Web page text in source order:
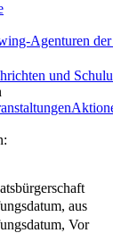
Agenturen
und
aus
Vor